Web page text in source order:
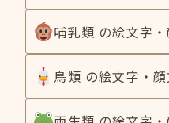
哺乳類 の絵文字
鳥類 の絵文字・